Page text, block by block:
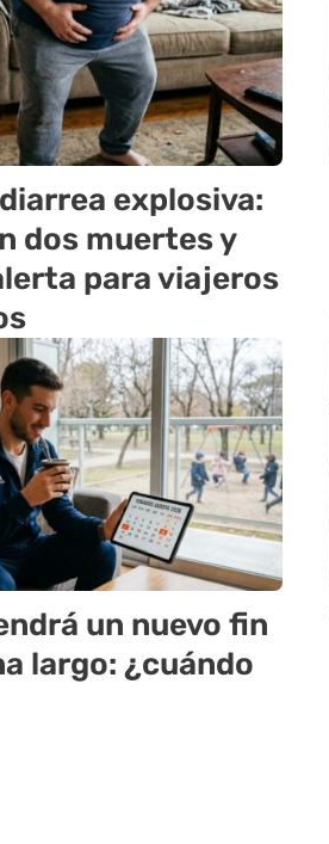
explosiva:
dos muertes y
para viajeros
un nuevo fin
largo: ¿cuándo